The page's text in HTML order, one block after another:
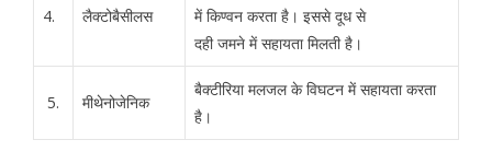
4. लैक्टोबैसीलस
में किण्वन करता है। इससे दूध से
दही जमने में सहायता मिलती है।
5. मीथेनोजेनिक
बैक्टीरिया मलजल के विघटन में सहायता करता
है।